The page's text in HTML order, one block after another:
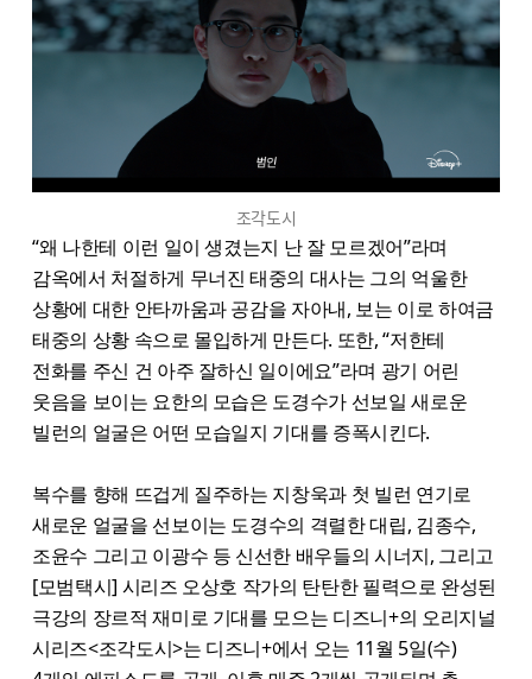
조각도시
“왜 나한테 이런 일이 생겼는지 난 잘 모르겠어”라며
감옥에서 처절하게 무너진 태중의 대사는 그의 억울한
상황에 대한 안타까움과 공감을 자아내, 보는 이로 하여금
태중의 상황 속으로 몰입하게 만든다. 또한, “저한테
전화를 주신 건 아주 잘하신 일이에요”라며 광기 어린
웃음을 보이는 요한의 모습은 도경수가 선보일 새로운
빌런의 얼굴은 어떤 모습일지 기대를 증폭시킨다.
복수를 향해 뜨겁게 질주하는 지창욱과 첫 빌런 연기로
새로운 얼굴을 선보이는 도경수의 격렬한 대립, 김종수,
조윤수 그리고 이광수 등 신선한 배우들의 시너지, 그리고
[모범택시] 시리즈 오상호 작가의 탄탄한 필력으로 완성된
극강의 장르적 재미로 기대를 모으는 디즈니+의 오리지널
시리즈<조각도시>는 디즈니+에서 오는 11월 5일(수)